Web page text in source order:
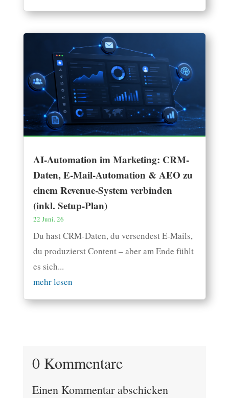
AI-Automation im Marketing: CRM-
Daten, E-Mail-Automation & AEO zu
einem Revenue-System verbinden
(inkl. Setup-Plan)
22 Juni. 26
Du hast CRM-Daten, du versendest E-Mails,
du produzierst Content – aber am Ende fühlt
es sich...
mehr lesen
0 Kommentare
Einen Kommentar abschicken